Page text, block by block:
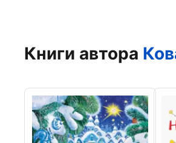
Книги автора